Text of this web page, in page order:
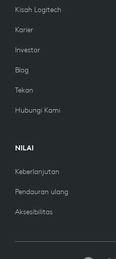
Kisah Logitech
Karier
Investor
Blog
Tekan
Hubungi Kami
NILAI
Keberlanjutan
Pendauran ulang
Aksesibilitas